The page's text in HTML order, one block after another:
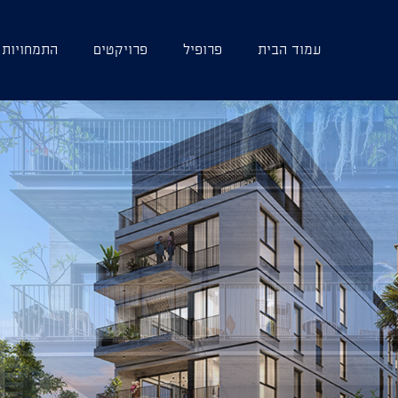
עמוד הבית פרופיל פרויקטים התמחויות